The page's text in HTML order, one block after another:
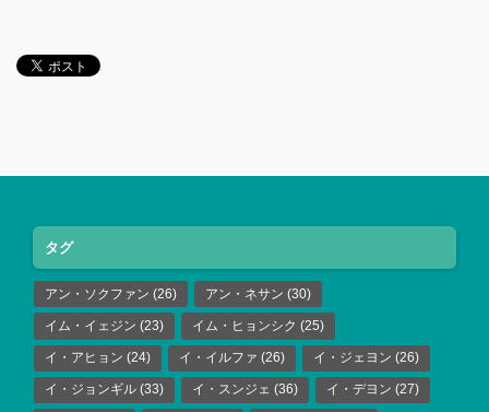
タグ
アン・ソクファン (26) アン・ネサン (30)
イム・イェジン (23) イム・ヒョンシク (25)
イ・アヒョン (24) イ・イルファ (26) イ・ジェヨン (26)
イ・ジョンギル (33) イ・スンジェ (36) イ・デヨン (27)